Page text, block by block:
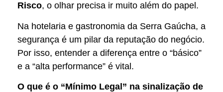
Risco, o olhar precisa ir muito além do papel.
Na hotelaria e gastronomia da Serra Gaúcha, a
segurança é um pilar da reputação do negócio.
Por isso, entender a diferença entre o “básico”
e a “alta performance” é vital.
O que é o “Mínimo Legal” na sinalização de